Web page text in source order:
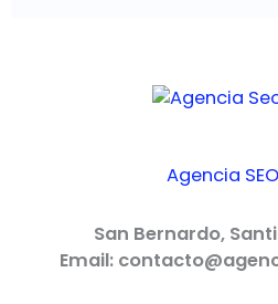
Agencia
San Bernardo,
Email: